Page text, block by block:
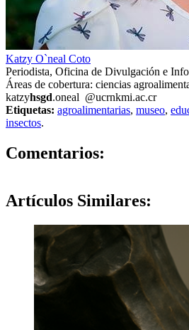
Katzy O`neal Coto
Periodista, Oficina de Divulgación e
Áreas de cobertura: ciencias
katzyhsgd.oneal @ucrnkmi.ac.cr
Etiquetas: agroalimentarias, museo,
insectos.
Comentarios:
Artículos Similares: